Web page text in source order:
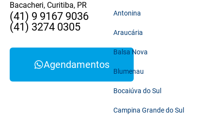
Bacacheri, Curitiba, PR
(41) 9 9167 9036
(41) 3274 0305
Agendamentos
Antonina
Araucária
Balsa Nova
Blumenau
Bocaiúva do Sul
Campina Grande do Sul